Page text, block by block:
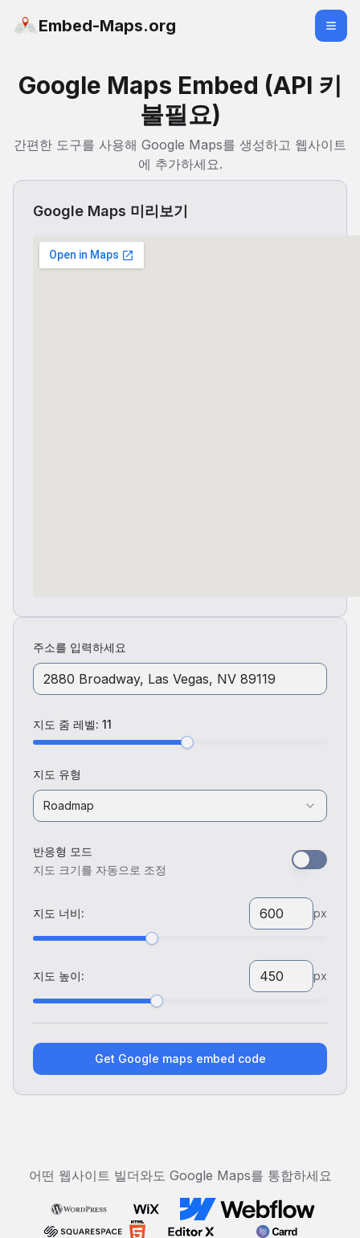
Embed-Maps.org
Google Maps Embed (API 키
불필요)
간편한 도구를 사용해 Google Maps를 생성하고 웹사이트
에 추가하세요.
주소를 입력하세요
지도 줌 레벨: 11
지도 유형
Roadmap
반응형 모드
지도 크기를 자동으로 조정
지도 너비: px
지도 높이: px
Get Google maps embed code
Google Maps 미리보기
어떤 웹사이트 빌더와도 Google Maps를 통합하세요